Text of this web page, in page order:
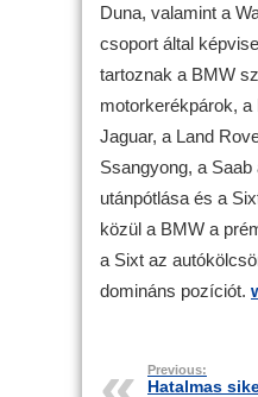
Duna, valamint a
csoport által
tartoznak a BMW
motorkerékpárok,
Jaguar, a Land
Ssangyong, a
utánpótlása és a
közül a BMW a
a Sixt az
domináns pozíciót.
Previous:
Hatalmas